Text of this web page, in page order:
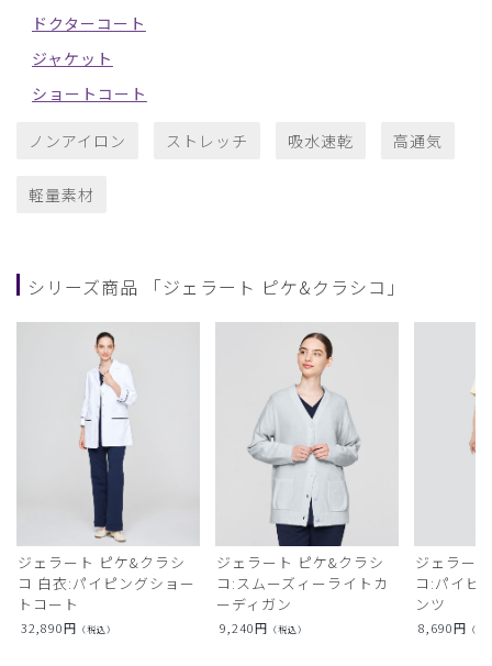
ドクターコート
ジャケット
ショートコート
ノンアイロン ストレッチ 吸水速乾 高通気
軽量素材
シリーズ商品 「ジェラート ピケ&クラシコ」
ジェラート ピケ&クラシ
コ 白衣:パイピングショー
トコート
32,890円 （税込）
ジェラート ピケ&クラシ
コ:スムーズィーライトカ
ーディガン
9,240円 （税込）
ジェラー
コ:パイピ
ンツ
8,690円 （税